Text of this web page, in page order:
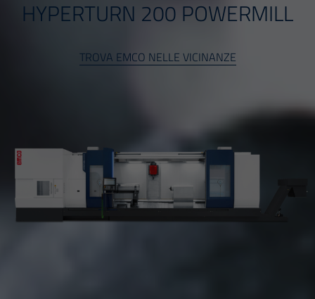
HYPERTURN 200 POWERMILL
TROVA EMCO NELLE VICINANZE